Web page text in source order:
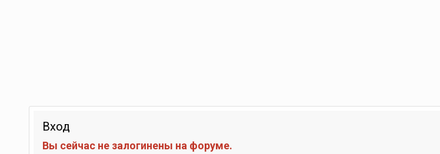
Вход
Вы сейчас не залогинены на форуме.